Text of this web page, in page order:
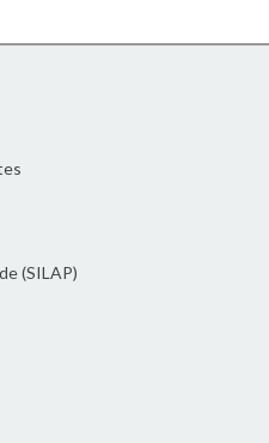
(SILAP)